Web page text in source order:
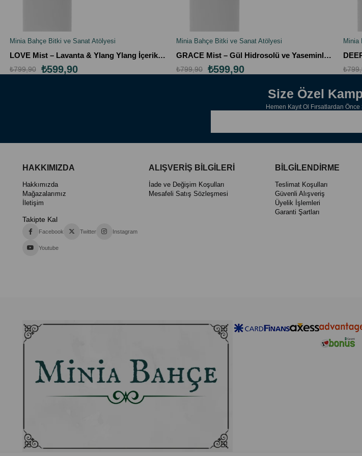
SEPETE EKLE
Minia Bahçe Bitki ve Sanat Atölyesi
LOVE Mist – Lavanta & Ylang Ylang İçerikli Duygusal Aromaterapi Vücut Spreyi (100 ml)
₺599,90
₺799,90
SEPETE EKLE
Minia Bahçe Bitki ve Sanat Atölyesi
GRACE Mist – Gül Hidrosolü ve Yaseminli Kadınsı Doğal Saç & Vücut Spreyi (100 ml)
₺599,90
₺799,90
Minia
Size Özel
Hemen Kayıt Ol Fırsatlardan
HAKKIMIZDA
Hakkımızda
Mağazalarımız
İletişim
Takipte Kal
Facebook Twitter Instagram
Youtube
ALIŞVERİŞ BİLGİLERİ
İade ve Değişim Koşulları
Mesafeli Satış Sözleşmesi
BİLGİLENDİRME
Teslimat Koşulları
Güvenli Alışveriş
Üyelik İşlemleri
Garanti Şartları